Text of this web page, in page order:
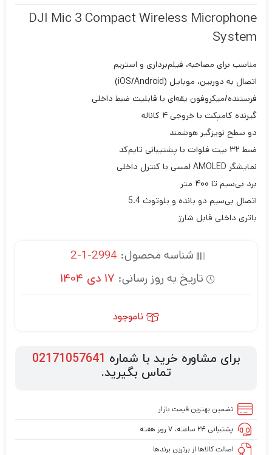
DJI Mic 3 Compact Wireless Microphone
System
مناسب برای مصاحبه، فیلم‌برداری و استریم
اتصال به دوربین، موبایل (iOS/Android)
فرستنده/میکروفون یقه‌ای با قابلیت ضبط داخلی
گیرنده کامپکت با خروجی ۴ کاناله
دو سطح نویزگیر هوشمند
ضبط ۳۲ بیت فلوات با پشتیبانی تایم‌کد
نمایشگر AMOLED لمسی با کنترل داخلی
برد بی‌سیم تا ۴۰۰ متر
اتصال بی‌سیم دو بانده و بلوتوث 5.4
باتری داخلی قابل شارژ
شناسه محصول: 2994-1-2
تاریخ به روز رسانی: 17 دی 1404
ناموجود
برای مشاوره خرید با شماره 02171057641
تماس بگیرید.
تضمین بهترین قیمت بازار
پشتیبانی ۲۴ ساعته، ۷ روز هفته
اصالت کالاها از برترین برندها